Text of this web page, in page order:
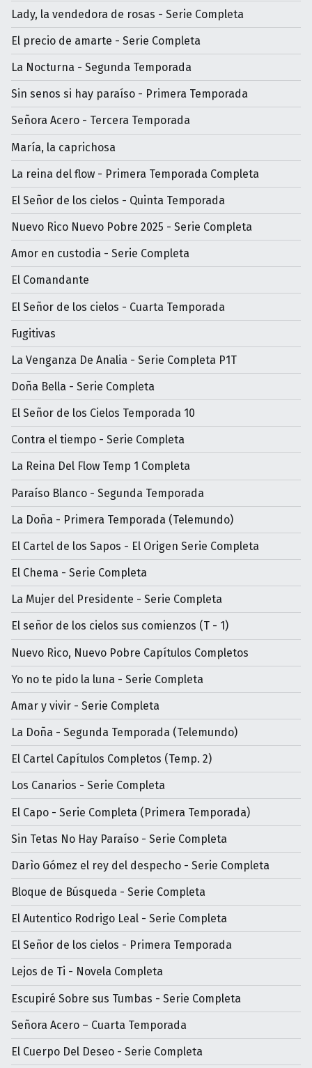
Lady, la vendedora de rosas - Serie Completa
El precio de amarte - Serie Completa
La Nocturna - Segunda Temporada
Sin senos si hay paraíso - Primera Temporada
Señora Acero - Tercera Temporada
María, la caprichosa
La reina del flow - Primera Temporada Completa
El Señor de los cielos - Quinta Temporada
Nuevo Rico Nuevo Pobre 2025 - Serie Completa
Amor en custodia - Serie Completa
El Comandante
El Señor de los cielos - Cuarta Temporada
Fugitivas
La Venganza De Analia - Serie Completa P1T
Doña Bella - Serie Completa
El Señor de los Cielos Temporada 10
Contra el tiempo - Serie Completa
La Reina Del Flow Temp 1 Completa
Paraíso Blanco - Segunda Temporada
La Doña - Primera Temporada (Telemundo)
El Cartel de los Sapos - El Origen Serie Completa
El Chema - Serie Completa
La Mujer del Presidente - Serie Completa
El señor de los cielos sus comienzos (T - 1)
Nuevo Rico, Nuevo Pobre Capítulos Completos
Yo no te pido la luna - Serie Completa
Amar y vivir - Serie Completa
La Doña - Segunda Temporada (Telemundo)
El Cartel Capítulos Completos (Temp. 2)
Los Canarios - Serie Completa
El Capo - Serie Completa (Primera Temporada)
Sin Tetas No Hay Paraíso - Serie Completa
Darìo Gómez el rey del despecho - Serie Completa
Bloque de Búsqueda - Serie Completa
El Autentico Rodrigo Leal - Serie Completa
El Señor de los cielos - Primera Temporada
Lejos de Ti - Novela Completa
Escupiré Sobre sus Tumbas - Serie Completa
Señora Acero – Cuarta Temporada
El Cuerpo Del Deseo - Serie Completa